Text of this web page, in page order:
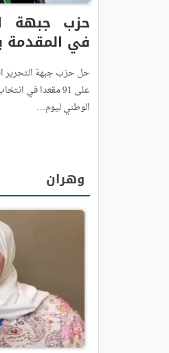
حزب جبهة
في المقدمة بـ91
حل حزب جبهة التحرير
على 91 مقعدا في
الوطني ليوم…
وهران